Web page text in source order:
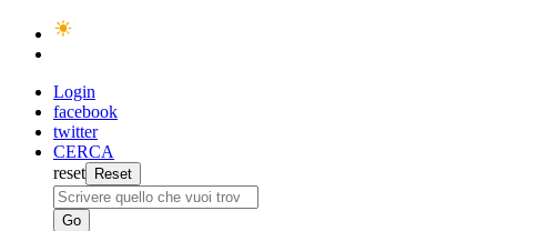
Login
facebook
twitter
CERCA
reset